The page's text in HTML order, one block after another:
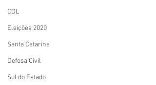
CDL
Eleições 2020
Santa Catarina
Defesa Civil
Sul do Estado